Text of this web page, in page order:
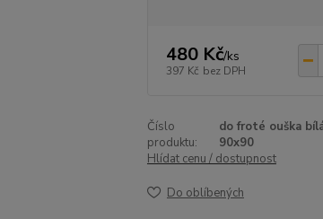
480 Kč/ks
397 Kč bez DPH
Číslo
produktu:
do froté ouška
90x90
Hlídat cenu / dostupnost
Do oblíbených